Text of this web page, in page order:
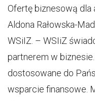
Ofertę biznesową dla
Aldona Rałowska-
WSiIZ. – WSIiZ
partnerem w
dostosowane do
wsparcie finansowe.